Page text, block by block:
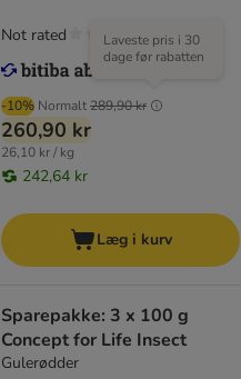
-10% Normalt289,90 kr
Laveste pris i 30
dage før rabatten
260,90 kr
26,10 kr / kg
242,64 kr
Not rated
Læg i kurv
Sparepakke: 3 x 100 g
Concept for Life Insect
Gulerødder